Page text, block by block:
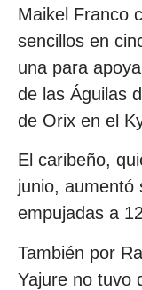
Maikel Franco
sencillos en
una para
de las Águilas
de Orix en el
El caribeño,
junio, aumentó
empujadas a
También por
Yajure no tuvo